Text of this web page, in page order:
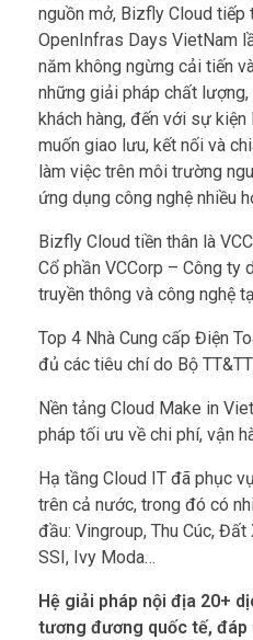
nguồn mở, Bizfly Cloud tiếp
OpenInfras Days VietNam
năm không ngừng cải tiến
những giải pháp chất
khách hàng, đến với sự
muốn giao lưu, kết nối và
làm việc trên môi trường
ứng dụng công nghệ nhiều
Bizfly Cloud tiền thân là
Cổ phần VCCorp – Công ty
truyền thông và công nghệ
Top 4 Nhà Cung cấp Điện
đủ các tiêu chí do Bộ
Nền tảng Cloud Make in
pháp tối ưu về chi phí, vận
Hạ tầng Cloud IT đã phục
trên cả nước, trong đó có
đầu: Vingroup, Thu Cúc,
SSI, Ivy Moda…
Hệ giải pháp nội địa 20+
tương đương quốc tế,